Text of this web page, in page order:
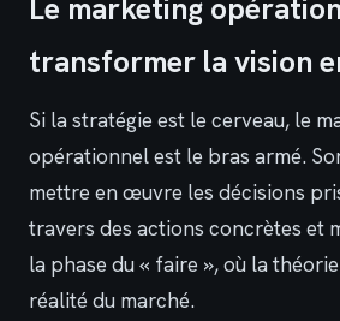
Le marketing
transformer la vision
Si la stratégie est le cerveau, le
opérationnel est le bras armé.
mettre en œuvre les décisions
travers des actions concrètes et
la phase du « faire », où la
réalité du marché.